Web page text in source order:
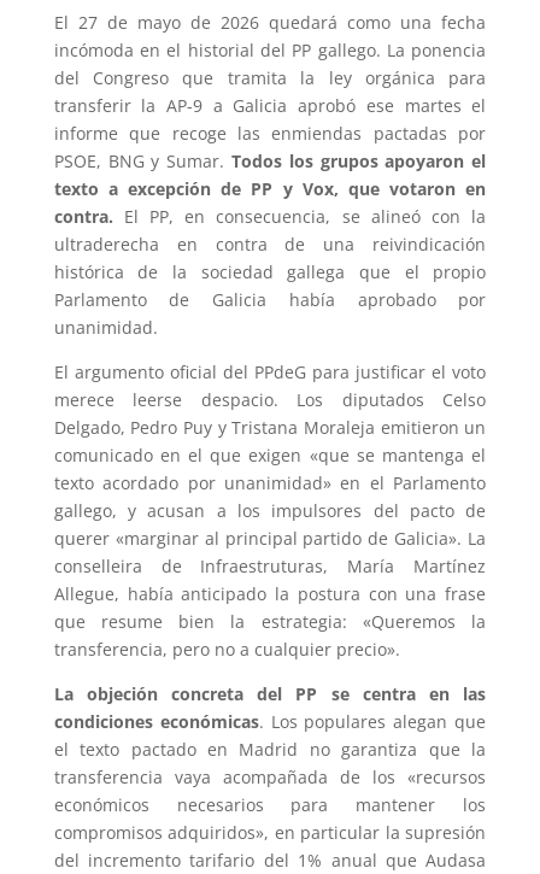
El 27 de mayo de 2026 quedará como una fecha
incómoda en el historial del PP gallego. La ponencia
del Congreso que tramita la ley orgánica para
transferir la AP-9 a Galicia aprobó ese martes el
informe que recoge las enmiendas pactadas por
PSOE, BNG y Sumar. Todos los grupos apoyaron el
texto a excepción de PP y Vox, que votaron en
contra. El PP, en consecuencia, se alineó con la
ultraderecha en contra de una reivindicación
histórica de la sociedad gallega que el propio
Parlamento de Galicia había aprobado por
unanimidad.
El argumento oficial del PPdeG para justificar el voto
merece leerse despacio. Los diputados Celso
Delgado, Pedro Puy y Tristana Moraleja emitieron un
comunicado en el que exigen «que se mantenga el
texto acordado por unanimidad» en el Parlamento
gallego, y acusan a los impulsores del pacto de
querer «marginar al principal partido de Galicia». La
conselleira de Infraestruturas, María Martínez
Allegue, había anticipado la postura con una frase
que resume bien la estrategia: «Queremos la
transferencia, pero no a cualquier precio».
La objeción concreta del PP se centra en las
condiciones económicas. Los populares alegan que
el texto pactado en Madrid no garantiza que la
transferencia vaya acompañada de los «recursos
económicos necesarios para mantener los
compromisos adquiridos», en particular la supresión
del incremento tarifario del 1% anual que Audasa